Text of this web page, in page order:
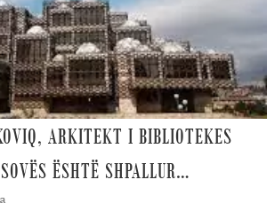
ARKITEKT I BIBLIOTEKES
ËSHTË SHPALLUR…